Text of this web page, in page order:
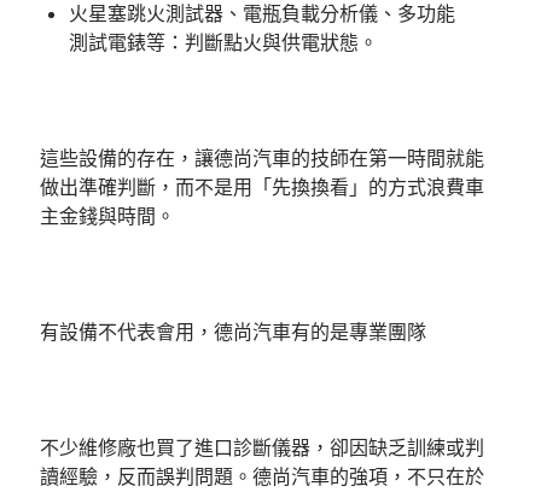
火星塞跳火測試器、電瓶負載分析儀、多功能
測試電錶等：判斷點火與供電狀態。
這些設備的存在，讓德尚汽車的技師在第一時間就能
做出準確判斷，而不是用「先換換看」的方式浪費車
主金錢與時間。
有設備不代表會用，德尚汽車有的是專業團隊
不少維修廠也買了進口診斷儀器，卻因缺乏訓練或判
讀經驗，反而誤判問題。德尚汽車的強項，不只在於